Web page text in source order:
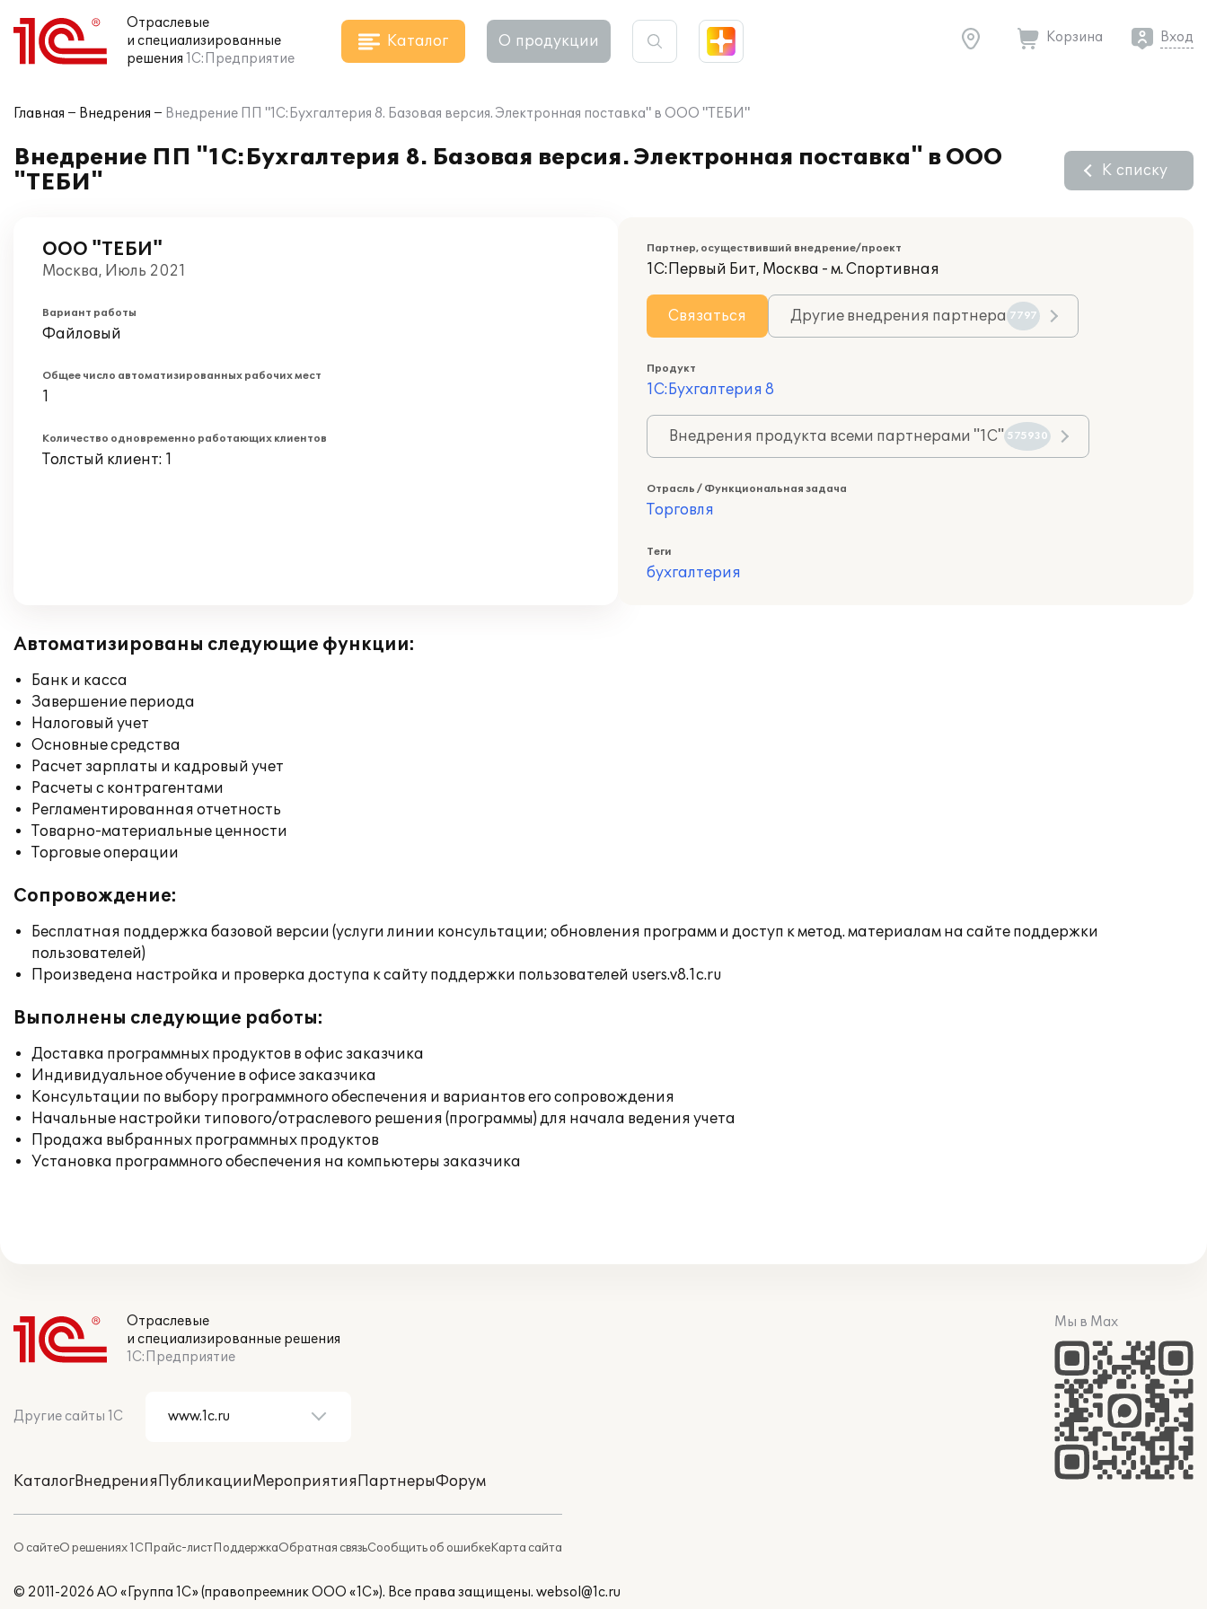
Отраслевые
и специализированные
решения 1С:Предприятие
Каталог О продукции Корзина Вход
Главная Внедрения Внедрение ПП "1С:Бухгалтерия 8. Базовая версия. Электронная поставка" в ООО "ТЕБИ"
Внедрение ПП "1С:Бухгалтерия 8. Базовая версия. Электронная поставка" в ООО
"ТЕБИ"
К списку
ООО "ТЕБИ"
Москва, Июль 2021
Вариант работы
Файловый
Общее число автоматизированных рабочих мест
1
Количество одновременно работающих клиентов
Толстый клиент: 1
Партнер, осуществивший внедрение/проект
1С:Первый Бит, Москва - м. Спортивная
Связаться Другие внедрения партнера 7797
Продукт
1С:Бухгалтерия 8
Внедрения продукта всеми партнерами "1С" 575930
Отрасль / Функциональная задача
Торговля
Теги
бухгалтерия
Автоматизированы следующие функции:
Банк и касса
Завершение периода
Налоговый учет
Основные средства
Расчет зарплаты и кадровый учет
Расчеты с контрагентами
Регламентированная отчетность
Товарно-материальные ценности
Торговые операции
Сопровождение:
Бесплатная поддержка базовой версии (услуги линии консультации; обновления программ и доступ к метод. материалам на сайте поддержки
пользователей)
Произведена настройка и проверка доступа к сайту поддержки пользователей users.v8.1c.ru
Выполнены следующие работы:
Доставка программных продуктов в офис заказчика
Индивидуальное обучение в офисе заказчика
Консультации по выбору программного обеспечения и вариантов его сопровождения
Начальные настройки типового/отраслевого решения (программы) для начала ведения учета
Продажа выбранных программных продуктов
Установка программного обеспечения на компьютеры заказчика
Отраслевые
и специализированные решения
1С:Предприятие
Другие сайты 1С
КаталогВнедренияПубликацииМероприятияПартнерыФорум
О сайтеО решениях 1СПрайс-листПоддержкаОбратная связьСообщить об ошибкеКарта сайта
Мы в Max
© 2011-2026 АО «Группа 1С» (правопреемник ООО «1С»). Все права защищены. websol@1c.ru